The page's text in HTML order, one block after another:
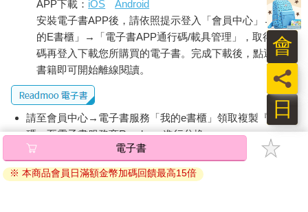
APP下載： iOS
Android
安裝電子書APP後，請依照提示登入「會員中心」→「我
的E書櫃」→「電子書APP通行碼/載具管理」，取得通行
碼再登入下載您所購買的電子書。完成下載後，點選任一
書籍即可開始離線閱讀。
請至會員中心→電子書服務「我的e書櫃」領取複製『兌換
碼』至電子書服務商Readmoo進行兌換。
退換貨須知：
因版權保護，您在金石堂所購買的電子書僅能以金石堂專屬
電子書
※ 本商品會員日滿額金幣加碼回饋最高15倍
日
員
會